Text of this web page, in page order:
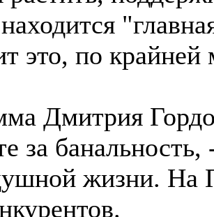
это, по
Дмитрия
за банальность,
жизни. На